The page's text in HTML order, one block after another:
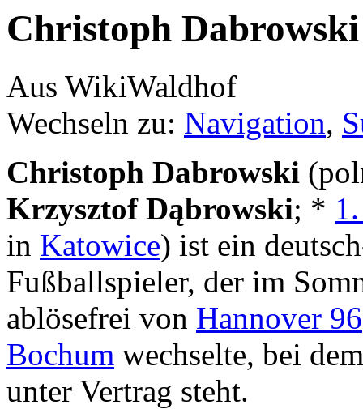
Christoph Dabrowski
Aus WikiWaldhof
Wechseln zu: Navigation,
Christoph Dabrowski
Krzysztof Dąbrowski; *
in Katowice) ist ein
Fußballspieler, der im
ablösefrei von Hannover 96
Bochum wechselte, bei
unter Vertrag steht.